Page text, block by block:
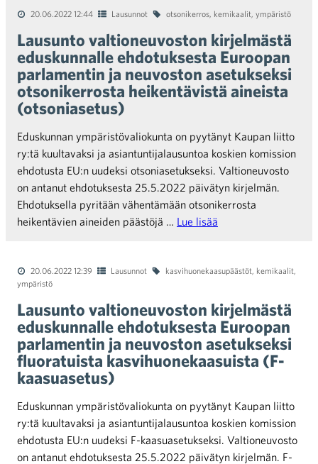
20.06.2022 12:44 Lausunnot otsonikerros, kemikaalit, ympäristö
Lausunto valtioneuvoston kirjelmästä
eduskunnalle ehdotuksesta Euroopan
parlamentin ja neuvoston asetukseksi
otsonikerrosta heikentävistä aineista
(otsoniasetus)
Eduskunnan ympäristövaliokunta on pyytänyt Kaupan liitto
ry:tä kuultavaksi ja asiantuntijalausuntoa koskien komission
ehdotusta EU:n uudeksi otsoniasetukseksi. Valtioneuvosto
on antanut ehdotuksesta 25.5.2022 päivätyn kirjelmän.
Ehdotuksella pyritään vähentämään otsonikerrosta
heikentävien aineiden päästöjä … Lue lisää
20.06.2022 12:39 Lausunnot kasvihuonekaasupäästöt, kemikaalit,
ympäristö
Lausunto valtioneuvoston kirjelmästä
eduskunnalle ehdotuksesta Euroopan
parlamentin ja neuvoston asetukseksi
fluoratuista kasvihuonekaasuista (F-
kaasuasetus)
Eduskunnan ympäristövaliokunta on pyytänyt Kaupan liitto
ry:tä kuultavaksi ja asiantuntijalausuntoa koskien komission
ehdotusta EU:n uudeksi F-kaasuasetukseksi. Valtioneuvosto
on antanut ehdotuksesta 25.5.2022 päivätyn kirjelmän. F-